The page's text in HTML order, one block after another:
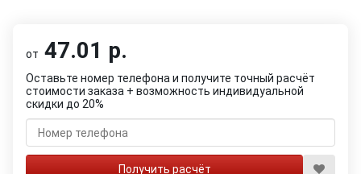
от 47.01 р.
Оставьте номер телефона и получите точный расчёт
стоимости заказа + возможность индивидуальной
скидки до 20%